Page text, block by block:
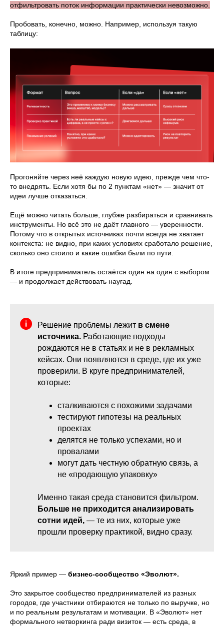
отфильтровать поток информации практически невозможно.
Пробовать, конечно, можно. Например, используя такую
таблицу:
Прогоняйте через неё каждую новую идею, прежде чем что-
то внедрять. Если хотя бы по 2 пунктам «нет» — значит от
идеи лучше отказаться.
Ещё можно читать больше, глубже разбираться и сравнивать
инструменты. Но всё это не даёт главного — уверенности.
Потому что в открытых источниках почти всегда не хватает
контекста: не видно, при каких условиях сработало решение,
сколько оно стоило и какие ошибки были по пути.
В итоге предприниматель остаётся один на один с выбором
— и продолжает действовать наугад.
Решение проблемы лежит в смене
источника. Работающие подходы
рождаются не в статьях и не в рекламных
кейсах. Они появляются в среде, где их уже
проверили. В круге предпринимателей,
которые:
сталкиваются с похожими задачами
тестируют гипотезы на реальных
проектах
делятся не только успехами, но и
провалами
могут дать честную обратную связь, а
не «продающую упаковку»
Именно такая среда становится фильтром.
Больше не приходится анализировать
сотни идей, — те из них, которые уже
прошли проверку практикой, видно сразу.
Яркий пример — бизнес-сообщество «Эволют».
Это закрытое сообщество предпринимателей из разных
городов, где участники отбираются не только по выручке, но
и по реальным результатам и мотивации. В «Эволют» нет
формального нетворкинга ради визиток — есть среда, в